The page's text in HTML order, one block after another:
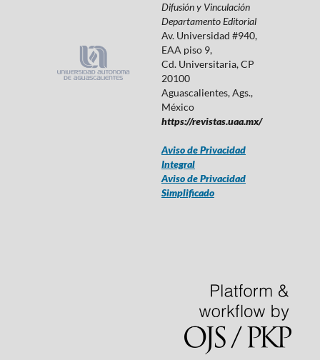
Difusión y Vinculación
Departamento Editorial
Av. Universidad #940,
EAA piso 9,
Cd. Universitaria, CP
20100
Aguascalientes, Ags.,
México
https://revistas.uaa.mx/
Aviso de Privacidad
Integral
Aviso de Privacidad
Simplificado